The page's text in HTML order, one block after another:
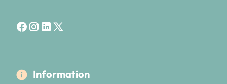
Information